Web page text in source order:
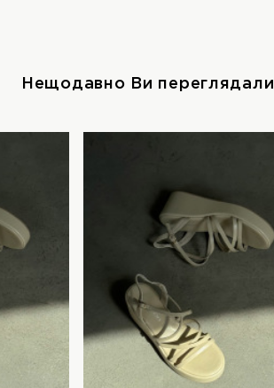
Нещодавно Ви переглядали